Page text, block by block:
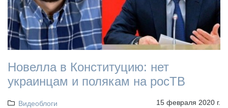
Новелла в Конституцию: нет
украинцам и полякам на росТВ
Видеоблоги 15 февраля 2020 г.